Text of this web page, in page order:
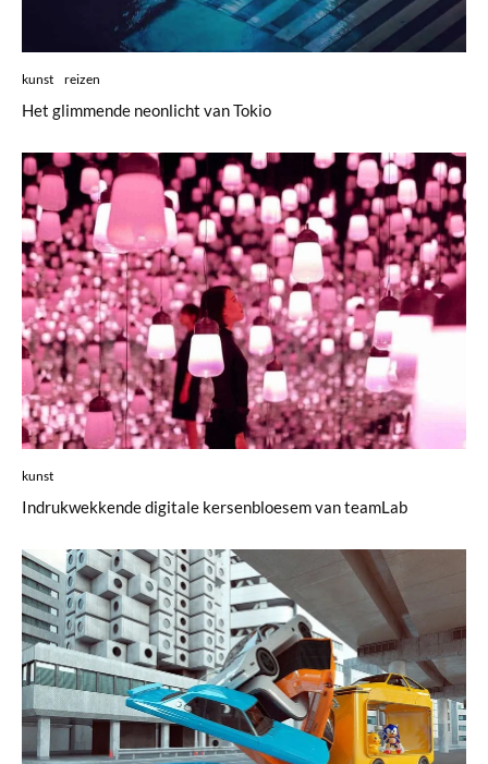
kunst reizen
Het glimmende neonlicht van Tokio
kunst
Indrukwekkende digitale kersenbloesem van teamLab